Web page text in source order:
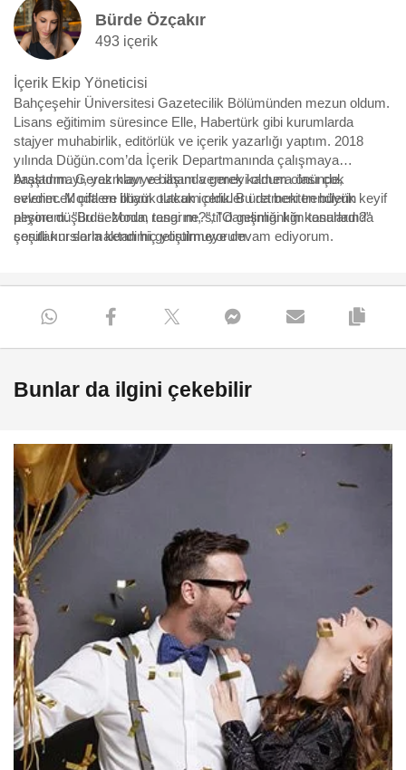
Bürde Özçakır
493 içerik
İçerik Ekip Yöneticisi
Bahçeşehir Üniversitesi Gazetecilik Bölümünden mezun oldum.
Lisans eğitimim süresince Elle, Habertürk gibi kurumlarda
stajyer muhabirlik, editörlük ve içerik yazarlığı yaptım. 2018
yılında Düğün.com’da İçerik Departmanında çalışmaya
başladım. Gerek klavye başında gerek kamera önünde,
evlenecek çiftlere ilham olacak içerikler üretmekten büyük keyif
alıyorum. "Bu sezonun rengi ne?", "O gelinliği kim tasarladı?"
sorularını sormaktan hiç yorulmuyorum.
Araştırmayı, yazmayı ve ilham vermeyi oldum olası çok
sevdim. Moda en büyük tutkum oldu. Bu da beni trendlerin
peşine düşürdü. Moda, tasarım, stil danışmanlığı konularında
çeşitli kurslarla kendimi geliştirmeye devam ediyorum.
Bunlar da ilgini çekebilir